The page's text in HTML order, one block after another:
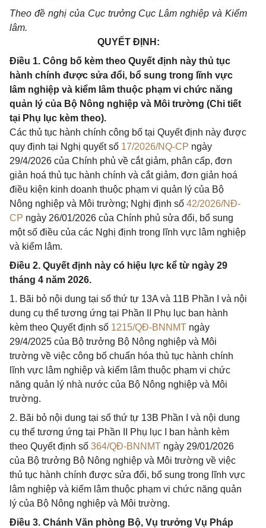
Theo đề nghị của Cục trưởng Cục Lâm nghiệp và Kiểm
lâm.
QUYẾT ĐỊNH:
Điều 1. Công bố kèm theo Quyết định này thủ tục
hành chính được sửa đổi, bổ sung trong lĩnh vực
lâm nghiệp và kiểm lâm thuộc phạm vi chức năng
quản lý của Bộ Nông nghiệp và Môi trường (Chi tiết
tại Phụ lục kèm theo).
Các thủ tục hành chính công bố tại Quyết định này được
quy định tại Nghị quyết số 17/2026/NQ-CP ngày
29/4/2026 của Chính phủ về cắt giảm, phân cấp, đơn
giản hoá thủ tục hành chính và cắt giảm, đơn giản hoá
điều kiện kinh doanh thuộc phạm vi quản lý của Bộ
Nông nghiệp và Môi trường; Nghị định số 42/2026/NĐ-
CP ngày 26/01/2026 của Chính phủ sửa đổi, bổ sung
một số điều của các Nghị định trong lĩnh vực lâm nghiệp
và kiểm lâm.
Điều 2. Quyết định này có hiệu lực kể từ ngày 29
tháng 4 năm 2026.
1. Bãi bỏ nội dung tại số thứ tự 13A và 11B Phần I và nội
dung cụ thể tương ứng tại Phần II Phụ lục ban hành
kèm theo Quyết định số 1215/QĐ-BNNMT ngày
29/4/2025 của Bộ trưởng Bộ Nông nghiệp và Môi
trường về việc công bố chuẩn hóa thủ tục hành chính
lĩnh vực lâm nghiệp và kiểm lâm thuộc phạm vi chức
năng quản lý nhà nước của Bộ Nông nghiệp và Môi
trường.
2. Bãi bỏ nội dung tại số thứ tự 13B Phần I và nội dung
cụ thể tương ứng tại Phần II Phụ lục I ban hành kèm
theo Quyết định số 364/QĐ-BNNMT ngày 29/01/2026
của Bộ trưởng Bộ Nông nghiệp và Môi trường về việc
thủ tục hành chính được sửa đổi, bổ sung trong lĩnh vực
lâm nghiệp và kiểm lâm thuộc phạm vi chức năng quản
lý của Bộ Nông nghiệp và Môi trường.
Điều 3. Chánh Văn phòng Bộ, Vụ trưởng Vụ Pháp